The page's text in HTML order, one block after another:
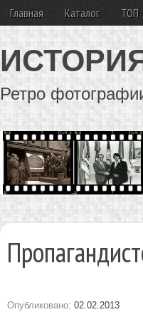
Главная Каталог ТОП
Ретро
Опубликовано: 02.02.2013